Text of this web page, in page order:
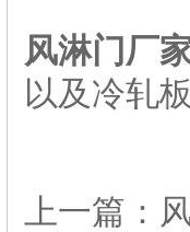
风淋门厂
以及冷轧
上一篇：